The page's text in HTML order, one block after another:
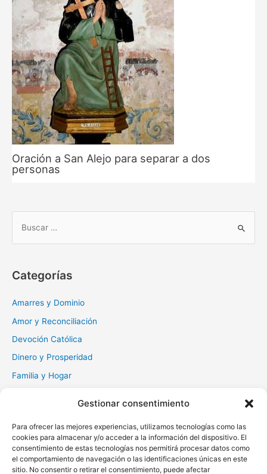
Gestionar consentimiento
Para ofrecer las mejores experiencias, utilizamos tecnologías como las
cookies para almacenar y/o acceder a la información del dispositivo. El
consentimiento de estas tecnologías nos permitirá procesar datos como
el comportamiento de navegación o las identificaciones únicas en este
sitio. No consentir o retirar el consentimiento, puede afectar
Oración a San Alejo para separar a dos
personas
r
Categorías
Amarres y Dominio
Amor y Reconciliación
Devoción Católica
Dinero y Prosperidad
Familia y Hogar
Muerte y Difuntos
Oraciones Diarias
Otras